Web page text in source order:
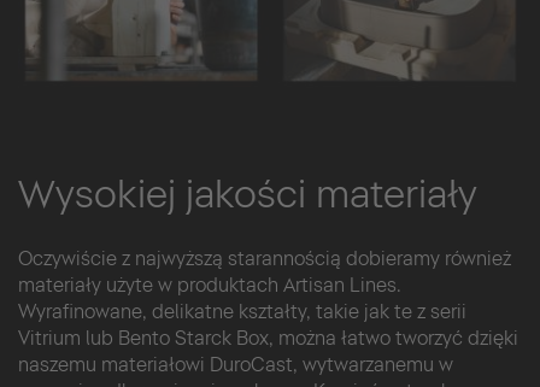
Wysokiej jakości materiały
Oczywiście z najwyższą starannością dobieramy również
materiały użyte w produktach Artisan Lines.
Wyrafinowane, delikatne kształty, takie jak te z serii
Vitrium lub Bento Starck Box, można łatwo tworzyć dzięki
naszemu materiałowi DuroCast, wytwarzanemu w